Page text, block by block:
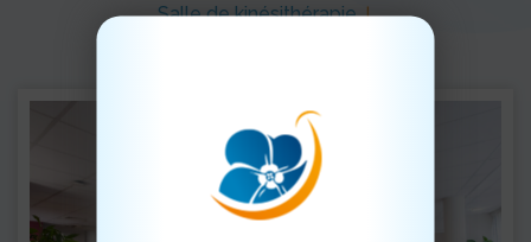
Salle de kinésithérapie |